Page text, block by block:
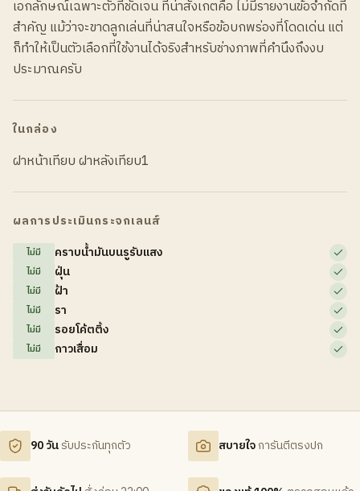
เอกลักษณ์เฉพาะตัวที่ชัดเจน ที่น่าสังเกตคือ ไม่มีรายงานข้อจำกัดที่
สำคัญ แม้ว่าจะขาดลูกเล่นที่น่าสนใจหรือข้อบกพร่องที่โดดเด่น แต่
ก็ทำให้เป็นตัวเลือกที่ใช้งานได้จริงสำหรับช่างภาพที่คำนึงถึงงบ
ประมาณครับ
ในกล่อง
ฝาหน้าเทียบ ฝาหลังเทียบ1
ผลการประเมินกระจกเลนส์
ไม่มี คราบน้ำมันบนรูรับแสง
ไม่มี ฝุ่น
ไม่มี ฝ้า
ไม่มี รา
ไม่มี รอยโค้ตติ้ง
ไม่มี กาวเสื่อม
90 วันรับประกันทุกตัว สบายใจการันตีตรงปก